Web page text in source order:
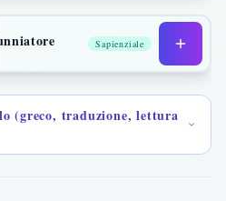
Sapienziale
(greco, traduzione, lettura